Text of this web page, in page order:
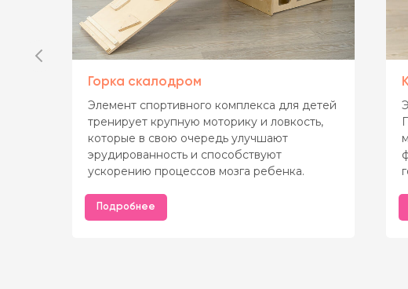
Горка скалодром
Элемент спортивного комплекса для детей
тренирует крупную моторику и ловкость,
которые в свою очередь улучшают
эрудированность и способствуют
ускорению процессов мозга ребенка.
Подробнее